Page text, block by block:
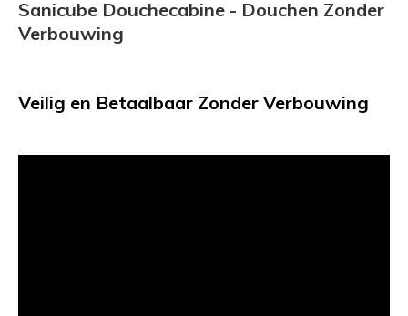
Sanicube Douchecabine - Douchen Zonder
Verbouwing
Veilig en Betaalbaar Zonder Verbouwing